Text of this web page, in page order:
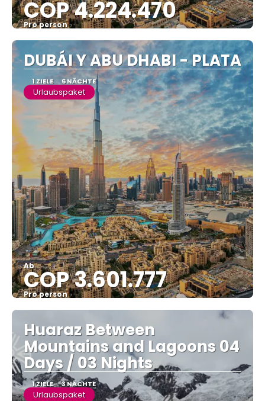
COP 4.224.470
Pro person
Sehen
DUBÁI Y ABU DHABI - PLATA
1 ZIELE 6 NÄCHTE
Urlaubspaket
Ab
COP 3.601.777
Pro person
Sehen
Huaraz Between
Mountains and Lagoons 04
Days / 03 Nights
1 ZIELE 3 NÄCHTE
Urlaubspaket